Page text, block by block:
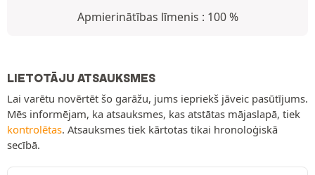
Apmierinātības līmenis : 100 %
LIETOTĀJU ATSAUKSMES
Lai varētu novērtēt šo garāžu, jums iepriekš jāveic pasūtījums.
Mēs informējam, ka atsauksmes, kas atstātas mājaslapā, tiek
kontrolētas. Atsauksmes tiek kārtotas tikai hronoloģiskā
secībā.